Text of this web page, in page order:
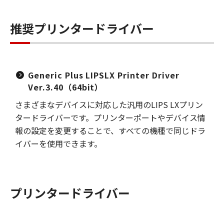
推奨プリンタードライバー
Generic Plus LIPSLX Printer Driver
Ver.3.40（64bit）
さまざまなデバイスに対応した汎用のLIPS LXプリン
タードライバーです。プリンターポートやデバイス情
報の設定を変更することで、すべての機種で同じドラ
イバーを使用できます。
プリンタードライバー